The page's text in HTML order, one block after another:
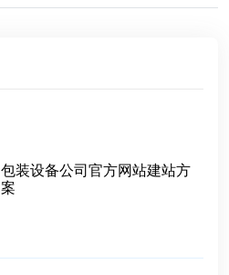
包装设备公司官方网站建站方
案